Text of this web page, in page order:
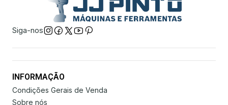
Siga-nos
INFORMAÇÃO
Condições Gerais de Venda
Sobre nós